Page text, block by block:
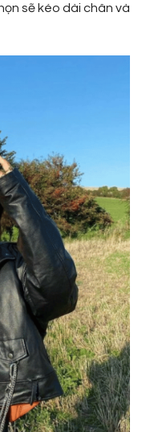
sẽ kéo dài chân và